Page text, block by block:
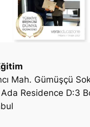
Mah. Gümüşçü
Residence D:3